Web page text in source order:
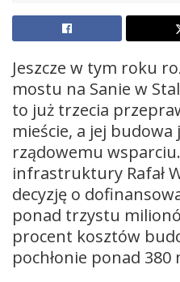
Jeszcze w tym roku
mostu na Sanie w
to już trzecia
mieście, a jej
rządowemu
infrastruktury Rafał
decyzję o
ponad trzystu
procent kosztów
pochłonie ponad 380